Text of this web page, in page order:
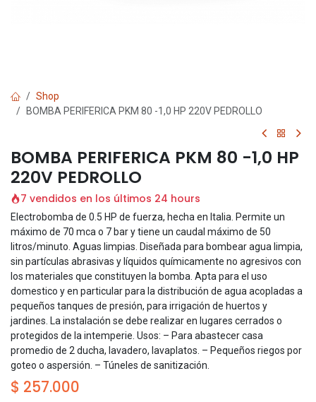
Shop
BOMBA PERIFERICA PKM 80 -1,0 HP 220V PEDROLLO
BOMBA PERIFERICA PKM 80 -1,0 HP
220V PEDROLLO
7 vendidos en los últimos 24 hours
Electrobomba de 0.5 HP de fuerza, hecha en Italia. Permite un
máximo de 70 mca o 7 bar y tiene un caudal máximo de 50
litros/minuto. Aguas limpias. Diseñada para bombear agua limpia,
sin partículas abrasivas y líquidos químicamente no agresivos con
los materiales que constituyen la bomba. Apta para el uso
domestico y en particular para la distribución de agua acopladas a
pequeños tanques de presión, para irrigación de huertos y
jardines. La instalación se debe realizar en lugares cerrados o
protegidos de la intemperie. Usos: – Para abastecer casa
promedio de 2 ducha, lavadero, lavaplatos. – Pequeños riegos por
goteo o aspersión. – Túneles de sanitización.
$ 257.000